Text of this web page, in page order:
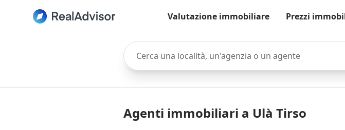
Valutazione immobiliare Prezzi
Cerca una località, un'agenzia o un agente
Agenti immobiliari a Ulà Tirso